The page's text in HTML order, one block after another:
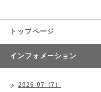
トップページ
インフォメーション
2026-07（7）